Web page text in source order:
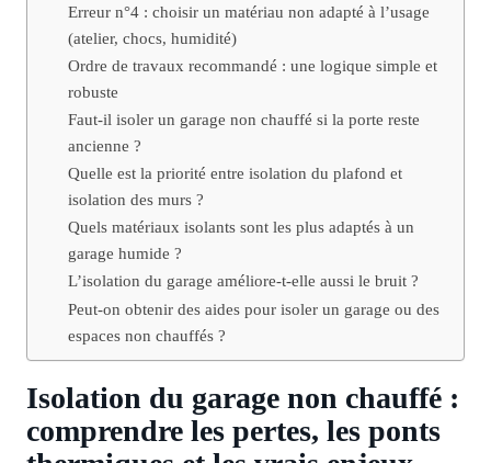
Erreur n°4 : choisir un matériau non adapté à l’usage
(atelier, chocs, humidité)
Ordre de travaux recommandé : une logique simple et
robuste
Faut-il isoler un garage non chauffé si la porte reste
ancienne ?
Quelle est la priorité entre isolation du plafond et
isolation des murs ?
Quels matériaux isolants sont les plus adaptés à un
garage humide ?
L’isolation du garage améliore-t-elle aussi le bruit ?
Peut-on obtenir des aides pour isoler un garage ou des
espaces non chauffés ?
Isolation du garage non chauffé :
comprendre les pertes, les ponts